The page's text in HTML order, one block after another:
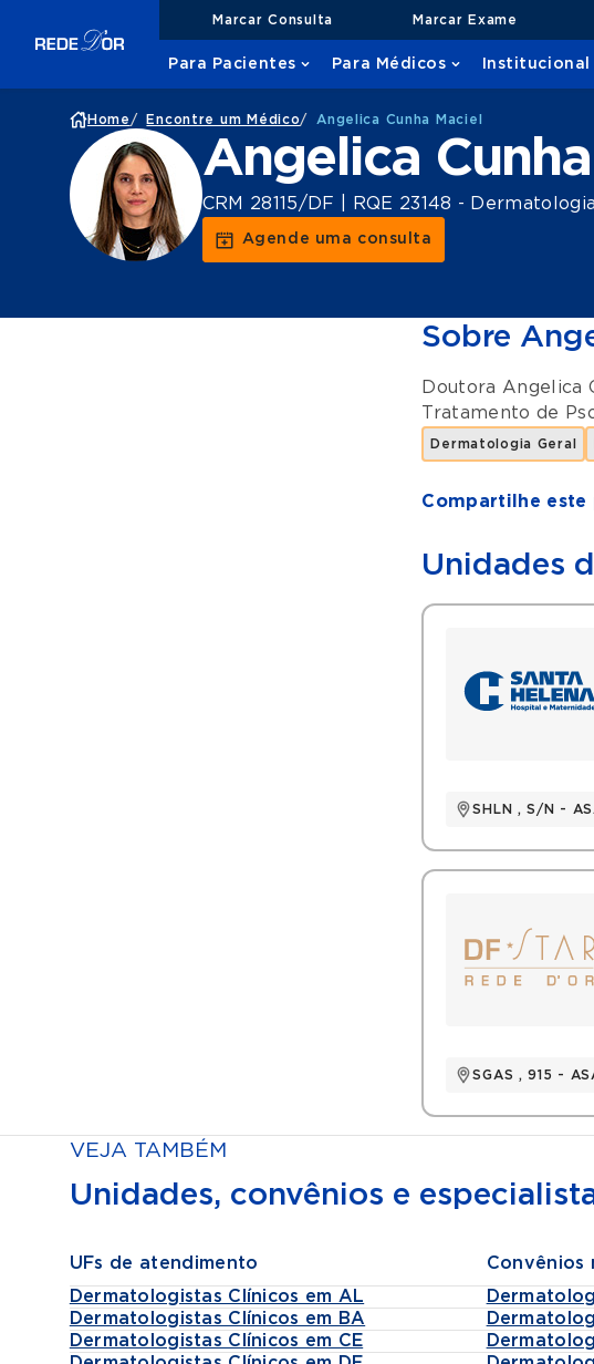
Marcar Consulta Marcar Exame
Para Pacientes Para Médicos Institucional
Home / Encontre um Médico/ Angelica Cunha Maciel
Angelica Cunha
CRM 28115/DF | RQE 23148 - Dermatologia
Agende uma consulta
Sobre
Doutora Angelica
Tratamento de
Dermatologia Geral
Compartilhe este
Unidades
SHLN , S/N -
SGAS , 915 -
VEJA TAMBÉM
Unidades, convênios e
UFs de atendimento
Dermatologistas Clínicos em AL
Dermatologistas Clínicos em BA
Dermatologistas Clínicos em CE
Convênios